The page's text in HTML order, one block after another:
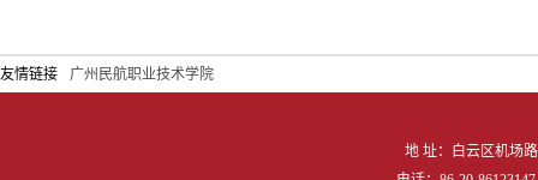
友情链接 广州民航职业技术学院
地 址：白云区机场